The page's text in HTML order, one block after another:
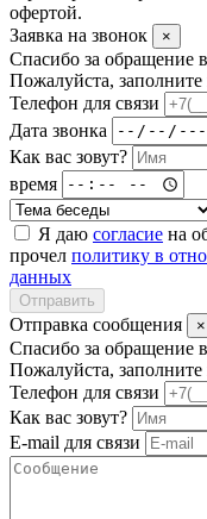
офертой.
Заявка на звонок
×
Спасибо за обращение
Пожалуйста, заполните
Телефон для связи
Дата звонка
Как вас зовут?
время
Я даю согласие на
прочел политику в
данных
Отправить
Отправка сообщения ×
Спасибо за обращение
Пожалуйста, заполните
Телефон для связи
Как вас зовут?
E-mail для связи